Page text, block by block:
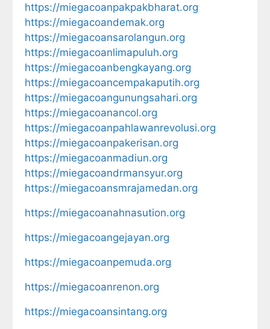
https://miegacoanpakpakbharat.org
https://miegacoandemak.org
https://miegacoansarolangun.org
https://miegacoanlimapuluh.org
https://miegacoanbengkayang.org
https://miegacoancempakaputih.org
https://miegacoangunungsahari.org
https://miegacoanancol.org
https://miegacoanpahlawanrevolusi.org
https://miegacoanpakerisan.org
https://miegacoanmadiun.org
https://miegacoandrmansyur.org
https://miegacoansmrajamedan.org
https://miegacoanahnasution.org
https://miegacoangejayan.org
https://miegacoanpemuda.org
https://miegacoanrenon.org
https://miegacoansintang.org